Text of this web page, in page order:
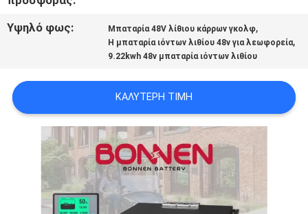
Υψηλό φως: Μπαταρία 48V λίθιου κάρρων γκολφ,
Η μπαταρία ιόντων λιθίου 48v για λεωφορεία,
9.22kwh 48v μπαταρία ιόντων λιθίου
ΚΑΛΎΤΕΡΗ ΤΙΜΉ